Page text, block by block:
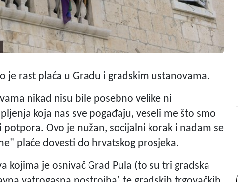
je rast plaća u Gradu i gradskim ustanovama.
nikad nisu bile posebno velike ni
koja nas sve pogađaju, veseli me što smo
Ovo je nužan, socijalni korak i nadam se
plaće dovesti do hrvatskog prosjeka.
kojima je osnivač Grad Pula (to su tri gradska